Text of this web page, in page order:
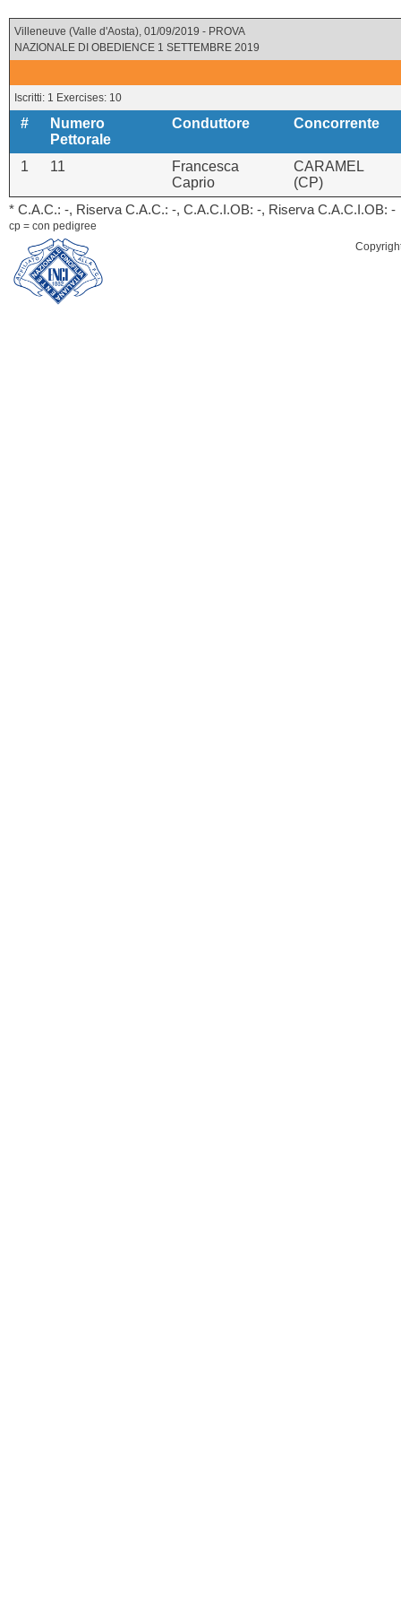
Villeneuve (Valle d'Aosta), 01/09/2019 - PROVA
NAZIONALE DI OBEDIENCE 1 SETTEMBRE 2019
Iscritti: 1 Exercises: 10
#
Numero
Pettorale
Conduttore Concorrente
1 11
Francesca
Caprio
CARAMEL
(CP)
* C.A.C.: -, Riserva C.A.C.: -, C.A.C.I.OB: -, Riserva C.A.C.I.OB: -
cp = con pedigree